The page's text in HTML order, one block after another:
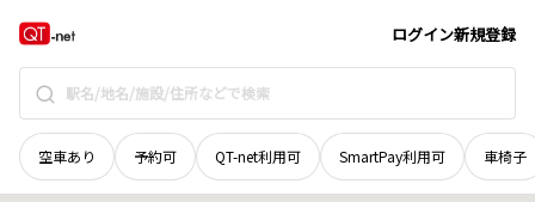
ログイン新規登録
空車あり 予約可 QT-net利用可 SmartPay利用可 車椅子
富山県